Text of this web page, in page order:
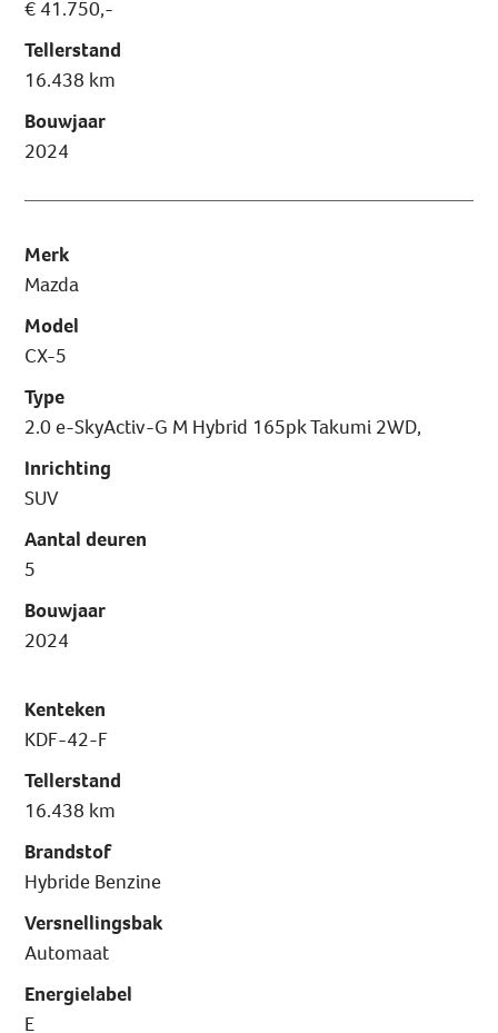
€ 41.750,-
Tellerstand
16.438 km
Bouwjaar
2024
Merk
Mazda
Model
CX-5
Type
2.0 e-SkyActiv-G M Hybrid 165pk Takumi 2WD,
Inrichting
SUV
Aantal deuren
5
Bouwjaar
2024
Kenteken
KDF-42-F
Tellerstand
16.438 km
Brandstof
Hybride Benzine
Versnellingsbak
Automaat
Energielabel
E